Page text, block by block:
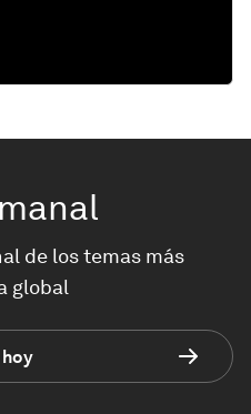
de los temas más
global